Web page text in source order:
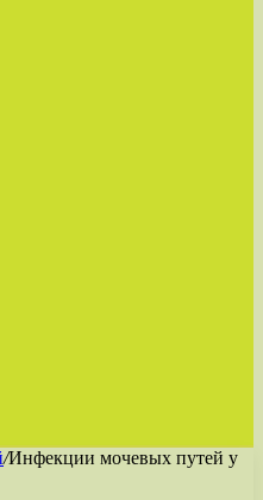
/Инфекции мочевых путей у